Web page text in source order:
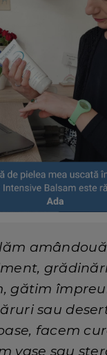
gătim
sau
facem
vase sau